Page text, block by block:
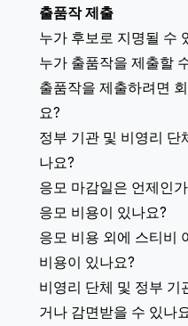
출품작 제출
누가 후보로 지명될 수
누가 출품작을 제출할
출품작을 제출하려면
요?
정부 기관 및 비영리 단
나요?
응모 마감일은 언제인
응모 비용이 있나요?
응모 비용 외에 스티비
비용이 있나요?
비영리 단체 및 정부 기
거나 감면받을 수 있나